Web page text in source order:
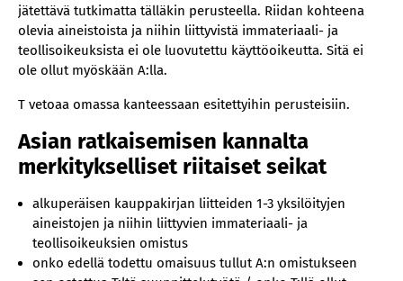
jätettävä tutkimatta tälläkin perusteella. Riidan kohteena
olevia aineistoista ja niihin liittyvistä immateriaali- ja
teollisoikeuksista ei ole luovutettu käyttöoikeutta. Sitä ei
ole ollut myöskään A:lla.
T vetoaa omassa kanteessaan esitettyihin perusteisiin.
Asian ratkaisemisen kannalta
merkitykselliset riitaiset seikat
alkuperäisen kauppakirjan liitteiden 1-3 yksilöityjen
aineistojen ja niihin liittyvien immateriaali- ja
teollisoikeuksien omistus
onko edellä todettu omaisuus tullut A:n omistukseen